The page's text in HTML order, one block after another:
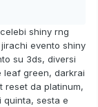
shiny rng
evento shiny
su 3ds, diversi
leaf green, darkrai
reset da platinum,
quinta, sesta e